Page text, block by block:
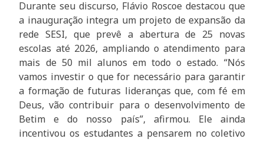
Durante seu discurso, Flávio Roscoe destacou que
a inauguração integra um projeto de expansão da
rede SESI, que prevê a abertura de 25 novas
escolas até 2026, ampliando o atendimento para
mais de 50 mil alunos em todo o estado. “Nós
vamos investir o que for necessário para garantir
a formação de futuras lideranças que, com fé em
Deus, vão contribuir para o desenvolvimento de
Betim e do nosso país”, afirmou. Ele ainda
incentivou os estudantes a pensarem no coletivo